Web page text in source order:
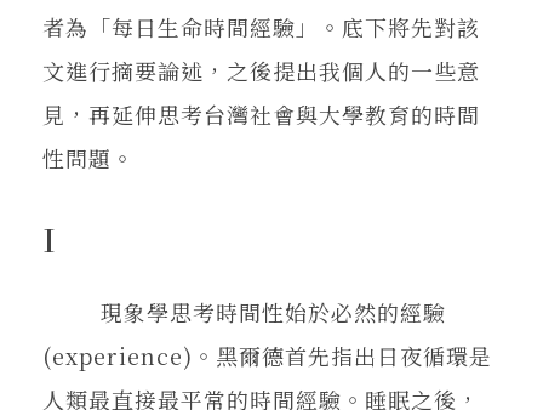
者為「每日生命時間經驗」。底下將先對該
文進行摘要論述，之後提出我個人的一些意
見，再延伸思考台灣社會與大學教育的時間
性問題。
I
現象學思考時間性始於必然的經驗
(experience)。黑爾德首先指出日夜循環是
人類最直接最平常的時間經驗。睡眠之後，